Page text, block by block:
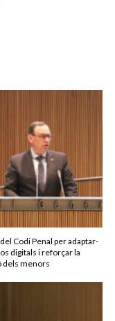
Codi Penal per adaptar-
digitals i reforçar la
dels menors